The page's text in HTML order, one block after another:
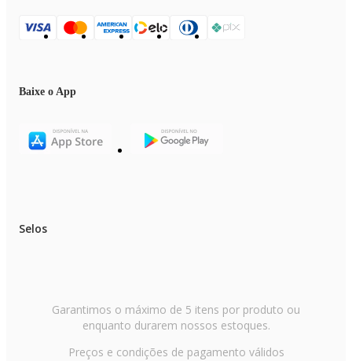
Baixe o App
Selos
Garantimos o máximo de 5 itens por produto ou
enquanto durarem nossos estoques.
Preços e condições de pagamento válidos